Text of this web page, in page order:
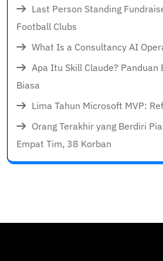
Last Person Standing
Football Clubs
What Is a Consultancy AI
Apa Itu Skill Claude? Panduan
Biasa
Lima Tahun Microsoft MVP:
Orang Terakhir yang Berdiri
Empat Tim, 38 Korban